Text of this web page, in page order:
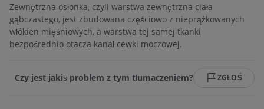
Zewnętrzna osłonka, czyli warstwa zewnętrzna ciała
gąbczastego, jest zbudowana częściowo z nieprążkowanych
włókien mięśniowych, a warstwa tej samej tkanki
bezpośrednio otacza kanał cewki moczowej.
Czy jest jakiś problem z tym tłumaczeniem? ZGŁOŚ